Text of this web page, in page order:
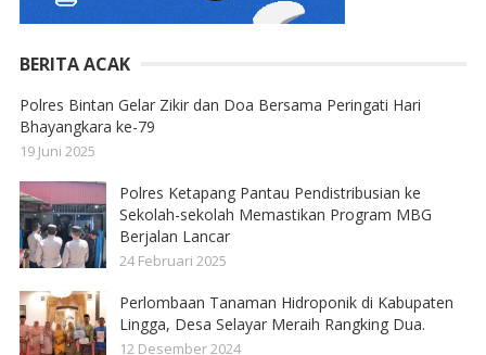
BERITA ACAK
Polres Bintan Gelar Zikir dan Doa Bersama Peringati Hari
Bhayangkara ke-79
19 Juni 2025
Polres Ketapang Pantau Pendistribusian ke
Sekolah-sekolah Memastikan Program MBG
Berjalan Lancar
24 Februari 2025
Perlombaan Tanaman Hidroponik di Kabupaten
Lingga, Desa Selayar Meraih Rangking Dua.
12 Desember 2024